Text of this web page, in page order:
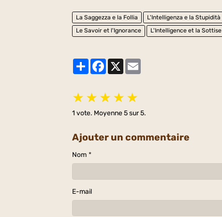
La Saggezza e la Follia L'Intelligenza e la Stupidità
Le Savoir et l'Ignorance
L'Intelligence et la Sottise
PartagerFacebook
X
★ ★ ★ ★ ★
1 vote. Moyenne5sur 5.
Ajouter un commentaire
Nom
E-mail